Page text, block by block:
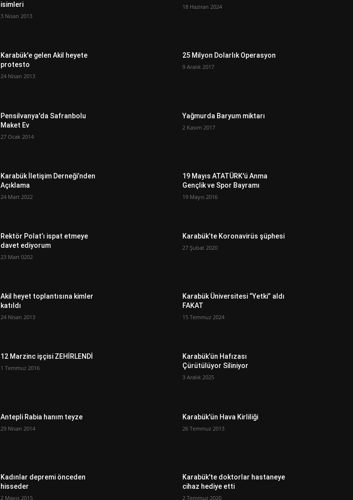
isimleri
3 Nisan 2013
Karabük'e gelen Akil heyete
protesto
24 Nisan 2013
Pensilvanya'da Safranbolu
Maket Ev
27 Ocak 2014
Karabük İletişim Derneği’nden
Açıklama
24 Mart 2022
Rektör Polat’ı ispat etmeye
davet ediyorum
23 Mart 0202
Akil heyet toplantısına kimler
katıldı
24 Nisan 2013
12 Marzinc işçisi ZEHİRLENDİ
1 Temmuz 2016
Antepli Rabia hanım teyze
29 Nisan 2014
Kadınlar depremi önceden
hisseder
2 Mayıs 2015
18 Haziran 2024
25 Milyon Dolarlık Operasyon
9 Aralık 2017
Yağmurda Baryum miktarı
2 Kasım 2017
19 Mayıs ATATÜRK'ü Anma
Gençlik ve Spor Bayramı
19 Mayıs 2016
Karabük’te Koronavirüs şüphesi
27 Şubat 2020
Karabük Üniversitesi “Yetki” aldı
FAKAT
15 Temmuz 2024
Karabük’ün Hafızası
Çürütülüyor Siliniyor
3 Aralık 2025
Karabük'ün Hava Kirliliği
26 Temmuz 2013
Karabük'te doktorlar hastaneye
cihaz hediye etti
2 Temmuz 2020